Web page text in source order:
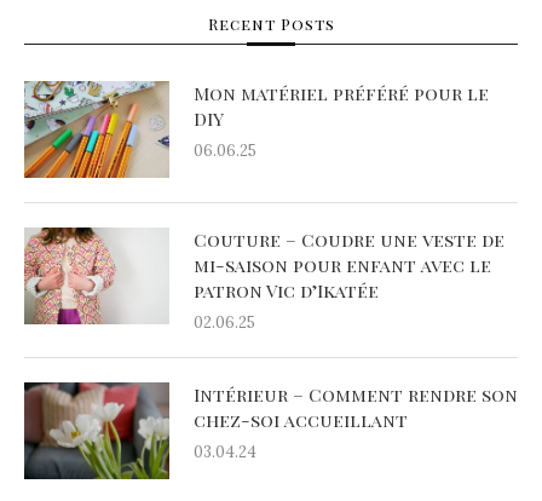
Recent Posts
Mon matériel préféré pour le
DIY
06.06.25
Couture – Coudre une veste de
mi-saison pour enfant avec le
patron Vic d’Ikatée
02.06.25
Intérieur – Comment rendre son
chez-soi accueillant
03.04.24